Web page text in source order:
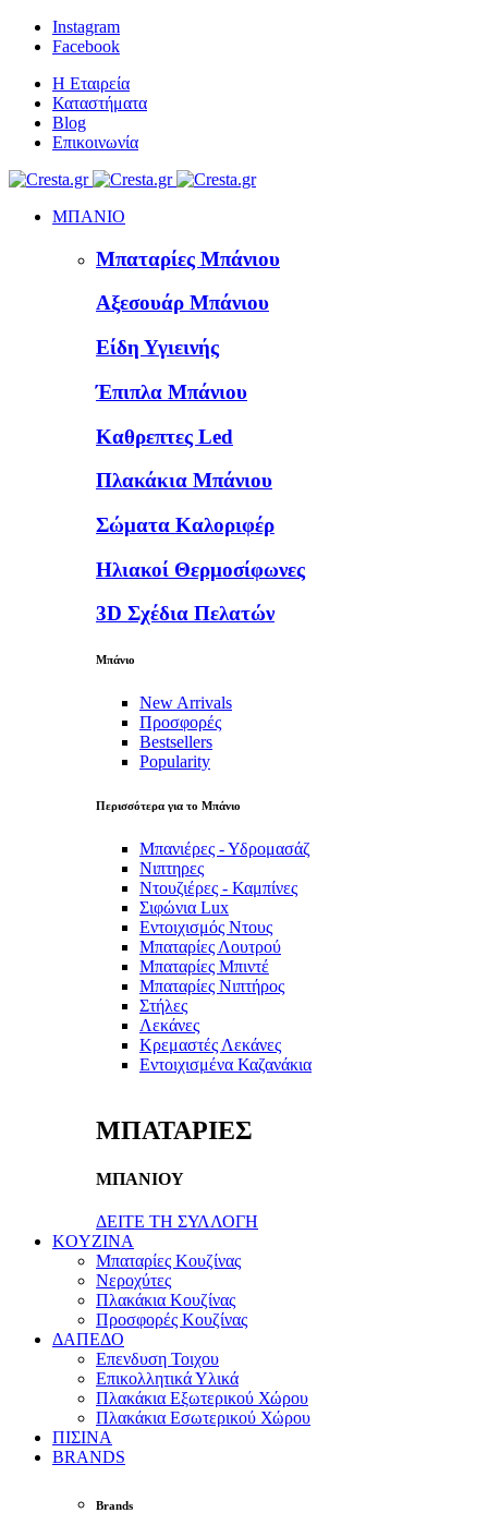
Instagram
Facebook
Η Εταιρεία
Καταστήματα
Blog
Επικοινωνία
ΜΠΑΝΙΟ
Μπαταρίες Μπάνιου
Αξεσουάρ Μπάνιου
Είδη Υγιεινής
Έπιπλα Μπάνιου
Καθρεπτες Led
Πλακάκια Μπάνιου
Σώματα Καλοριφέρ
Ηλιακοί Θερμοσίφωνες
3D Σχέδια Πελατών
Μπάνιο
New Arrivals
Προσφορές
Bestsellers
Popularity
Περισσότερα για το Μπάνιο
Μπανιέρες - Υδρομασάζ
Νιπτηρες
Ντουζιέρες - Καμπίνες
Σιφώνια Lux
Εντοιχισμός Ντους
Μπαταρίες Λουτρού
Μπαταρίες Μπιντέ
Μπαταρίες Νιπτήρος
Στήλες
Λεκάνες
Κρεμαστές Λεκάνες
Εντοιχισμένα Καζανάκια
ΜΠΑΤΑΡΙΕΣ
ΜΠΑΝΙΟΥ
ΔΕΙΤΕ ΤΗ ΣΥΛΛΟΓΗ
KOYZINA
Μπαταρίες Κουζίνας
Νεροχύτες
Πλακάκια Κουζίνας
Προσφορές Κουζίνας
ΔΑΠΕΔΟ
Επενδυση Τοιχου
Επικολλητικά Υλικά
Πλακάκια Εξωτερικού Χώρου
Πλακάκια Εσωτερικού Χώρου
ΠΙΣΙΝΑ
BRANDS
Brands